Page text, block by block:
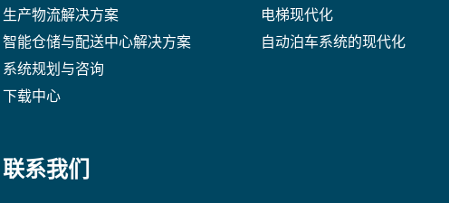
生产物流解决方案
智能仓储与配送中心解决方案
系统规划与咨询
下载中心
电梯现代化
自动泊车系统的现代化
联系我们